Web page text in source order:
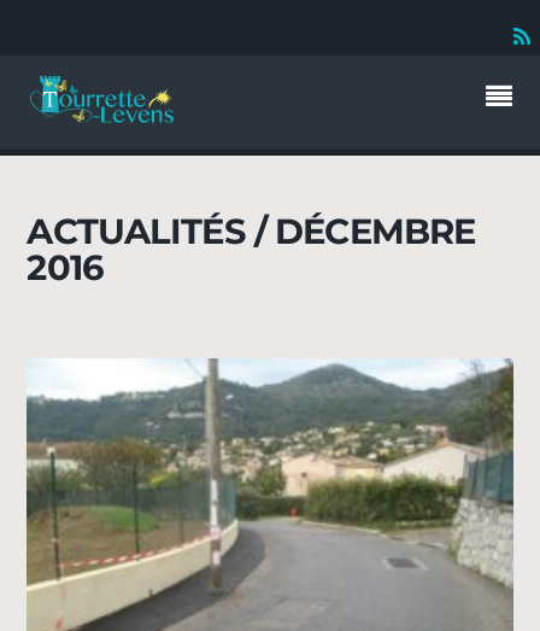
ACTUALITÉS / DÉCEMBRE
2016